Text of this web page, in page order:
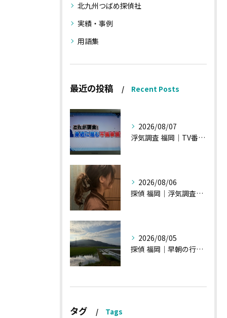
北九州つばめ探偵社
実績・事例
用語集
最近の投稿 Recent Posts
2026/08/07
浮気調査 福岡｜TV番組15分間の特集の時のお話①
2026/08/06
探偵 福岡｜浮気調査の現場から・・・・チハルさん特集
2026/08/05
探偵 福岡｜早朝の行動調査、初見一発勝負のような・・・・
タグ Tags